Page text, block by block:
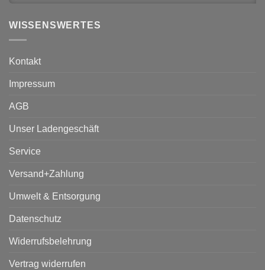
WISSENSWERTES
Kontakt
Impressum
AGB
Unser Ladengeschäft
Service
Versand+Zahlung
Umwelt & Entsorgung
Datenschutz
Widerrufsbelehrung
Vertrag widerrufen